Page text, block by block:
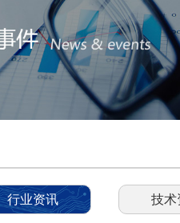
行业资讯 技术